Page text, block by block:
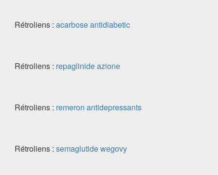
Rétroliens : acarbose antidiabetic
Rétroliens : repaglinide azione
Rétroliens : remeron antidepressants
Rétroliens : semaglutide wegovy